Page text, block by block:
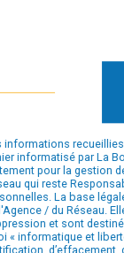
informations
informatisé par La
pour la gestion
qui reste
La base
/ du Réseau.
et sont
« informatique et
d’effacement,